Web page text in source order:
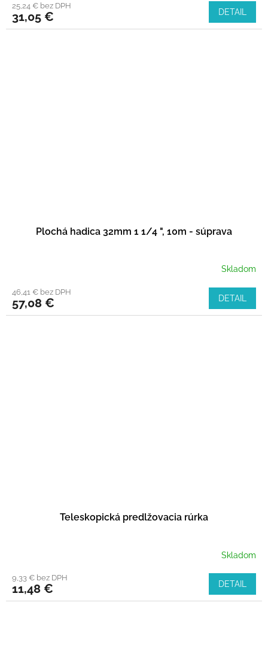
25,24 € bez DPH
31,05 € DETAIL
Plochá hadica 32mm 1 1/4 ", 10m - súprava
Skladom
46,41 € bez DPH
57,08 € DETAIL
Teleskopická predlžovacia rúrka
Skladom
9,33 € bez DPH
11,48 € DETAIL